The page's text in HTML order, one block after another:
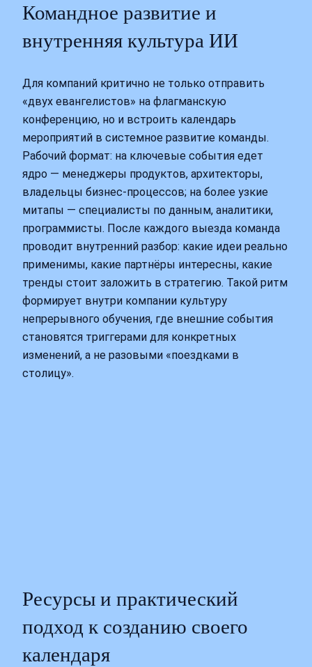
Командное развитие и
внутренняя культура ИИ
Для компаний критично не только отправить
«двух евангелистов» на флагманскую
конференцию, но и встроить календарь
мероприятий в системное развитие команды.
Рабочий формат: на ключевые события едет
ядро — менеджеры продуктов, архитекторы,
владельцы бизнес‑процессов; на более узкие
митапы — специалисты по данным, аналитики,
программисты. После каждого выезда команда
проводит внутренний разбор: какие идеи реально
применимы, какие партнёры интересны, какие
тренды стоит заложить в стратегию. Такой ритм
формирует внутри компании культуру
непрерывного обучения, где внешние события
становятся триггерами для конкретных
изменений, а не разовыми «поездками в
столицу».
Ресурсы и практический
подход к созданию своего
календаря